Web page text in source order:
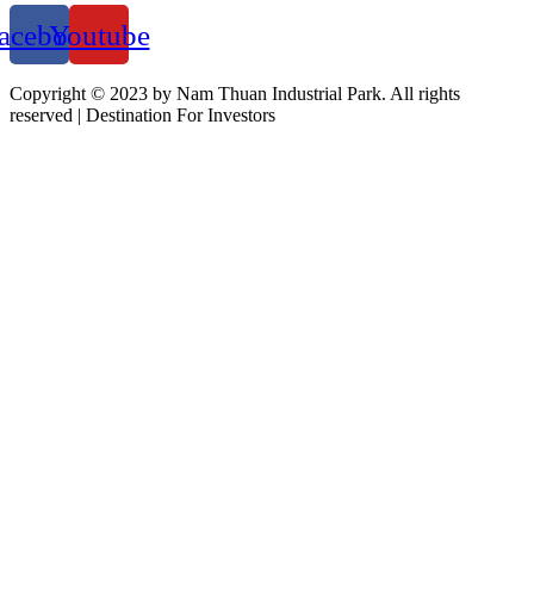
Youtube
Copyright © 2023 by Nam Thuan Industrial Park. All rights
reserved | Destination For Investors